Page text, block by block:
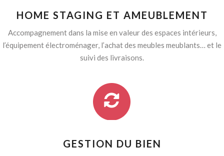
HOME STAGING ET AMEUBLEMENT
Accompagnement dans la mise en valeur des espaces intérieurs,
l’équipement électroménager, l’achat des meubles meublants… et le
suivi des livraisons.
GESTION DU BIEN